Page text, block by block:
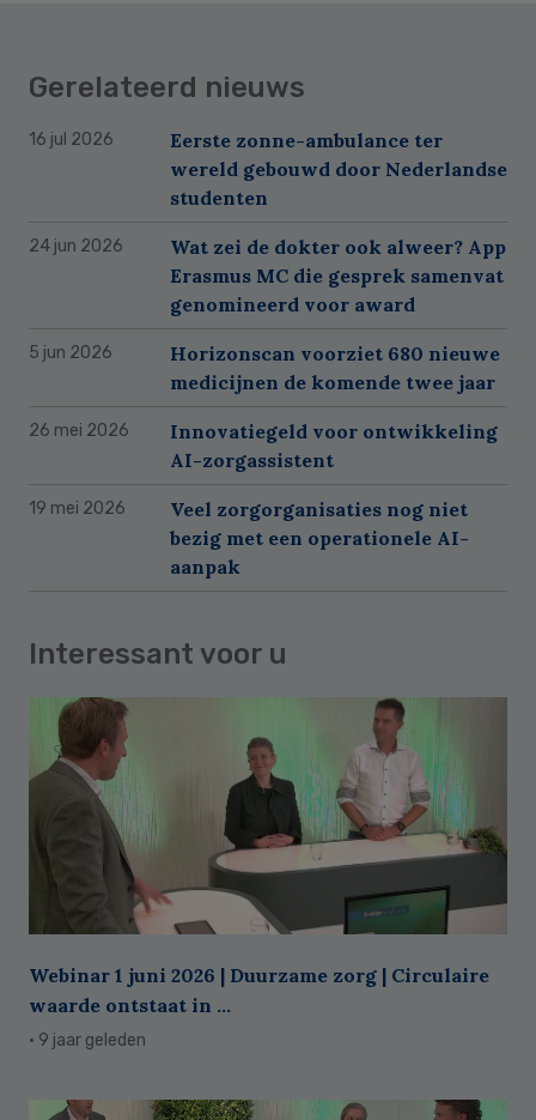
Gerelateerd nieuws
16 jul 2026
Eerste zonne-ambulance ter
wereld gebouwd door Nederlandse
studenten
24 jun 2026
Wat zei de dokter ook alweer? App
Erasmus MC die gesprek samenvat
genomineerd voor award
5 jun 2026
Horizonscan voorziet 680 nieuwe
medicijnen de komende twee jaar
26 mei 2026
Innovatiegeld voor ontwikkeling
AI-zorgassistent
19 mei 2026
Veel zorgorganisaties nog niet
bezig met een operationele AI-
aanpak
Interessant voor u
Webinar 1 juni 2026 | Duurzame zorg | Circulaire
waarde ontstaat in ...
· 9 jaar geleden